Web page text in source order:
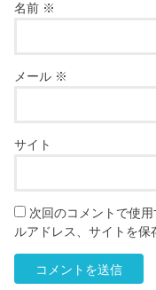
名前 ※
メール ※
サイト
次回のコメントで使
ルアドレス、サイトを保